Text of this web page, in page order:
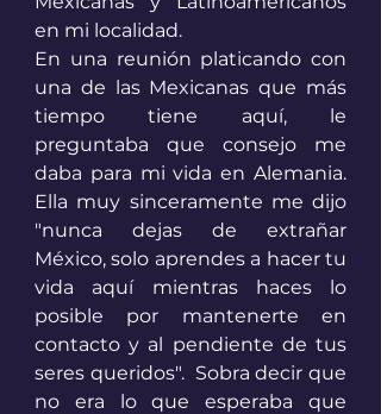
en mi localidad.
En una reunión platicando con
una de las Mexicanas que más
tiempo tiene aquí, le
preguntaba que consejo me
daba para mi vida en Alemania.
Ella muy sinceramente me dijo
"nunca dejas de extrañar
México, solo aprendes a hacer tu
vida aquí mientras haces lo
posible por mantenerte en
contacto y al pendiente de tus
seres queridos".  Sobra decir que
no era lo que esperaba que